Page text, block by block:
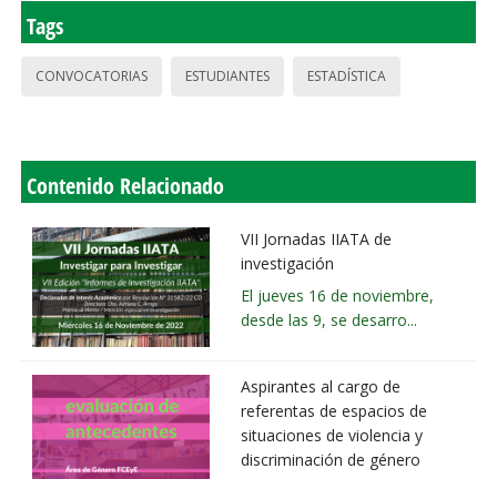
Tags
CONVOCATORIAS ESTUDIANTES ESTADÍSTICA
Contenido Relacionado
VII Jornadas IIATA de
investigación
El jueves 16 de noviembre,
desde las 9, se desarro...
Aspirantes al cargo de
referentas de espacios de
situaciones de violencia y
discriminación de género